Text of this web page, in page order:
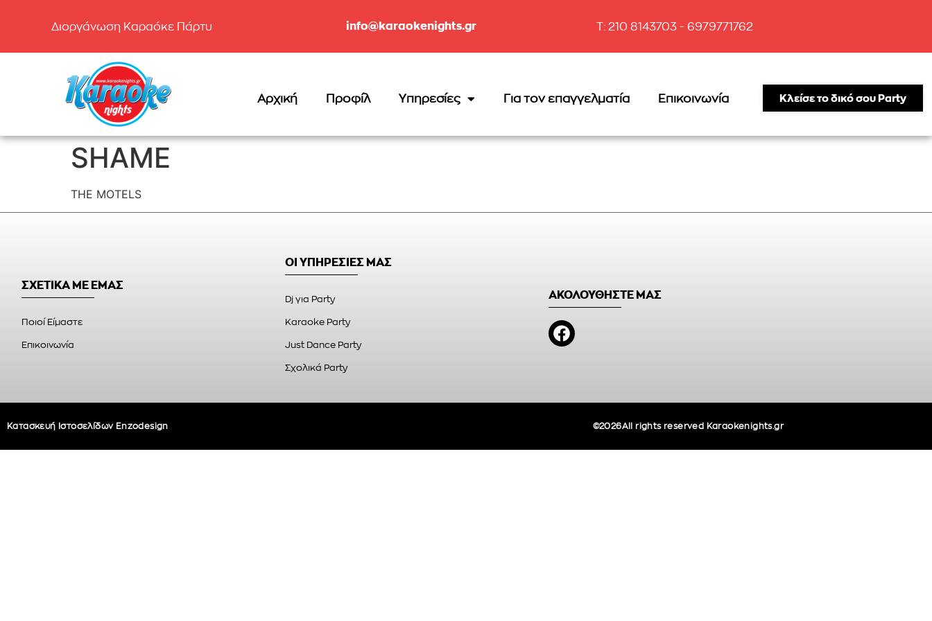
Διοργάνωση Καραόκε Πάρτυ info@karaokenights.gr T: 210 8143703 - 6979771762
Αρχική Προφίλ Υπηρεσίες Για τον επαγγελματία Επικοινωνία Κλείσε το δικό σου Party
SHAME
THE MOTELS
ΣΧΕΤΙΚΑ ΜΕ ΕΜΑΣ
Ποιοί Είμαστε
Επικοινωνία
ΟΙ ΥΠΗΡΕΣΙΕΣ ΜΑΣ
Dj για Party
Karaoke Party
Just Dance Party
Σχολικά Party
ΑΚΟΛΟΥΘΗΣΤΕ ΜΑΣ
Κατασκευή Ιστοσελίδων Enzodesign ©2026All rights reserved Karaokenights.gr